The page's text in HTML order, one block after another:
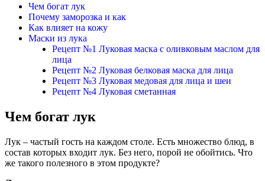
Чем богат лук
Почему заморозка и как
Как влияет на кожу
Маски из лука
Рецепт №1 Луковая маска с оливковым маслом для
лица
Рецепт №2 Луковая белковая маска для лица
Рецепт №3 Луковая медовая для лица и шеи
Рецепт №4 Луковая сметанная
Чем богат лук
Лук – частый гость на каждом столе. Есть множество блюд, в
состав которых входит лук. Без него, порой не обойтись. Что
же такого полезного в этом продукте?